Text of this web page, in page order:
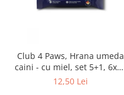
Club 4 Paws, Hrana umeda
caini - cu miel, set 5+1, 6x80
g
12,50 Lei